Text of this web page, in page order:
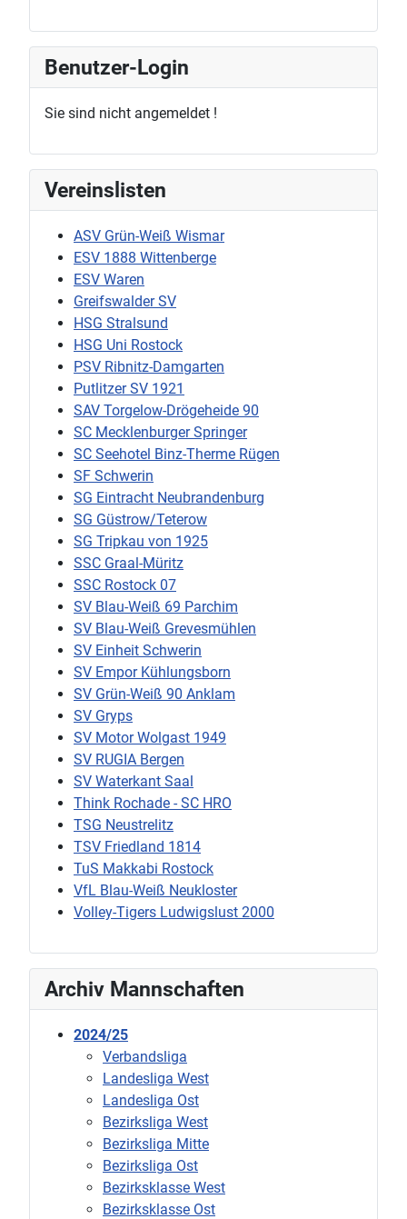
Benutzer-Login
Sie sind nicht angemeldet !
Vereinslisten
ASV Grün-Weiß Wismar
ESV 1888 Wittenberge
ESV Waren
Greifswalder SV
HSG Stralsund
HSG Uni Rostock
PSV Ribnitz-Damgarten
Putlitzer SV 1921
SAV Torgelow-Drögeheide 90
SC Mecklenburger Springer
SC Seehotel Binz-Therme Rügen
SF Schwerin
SG Eintracht Neubrandenburg
SG Güstrow/Teterow
SG Tripkau von 1925
SSC Graal-Müritz
SSC Rostock 07
SV Blau-Weiß 69 Parchim
SV Blau-Weiß Grevesmühlen
SV Einheit Schwerin
SV Empor Kühlungsborn
SV Grün-Weiß 90 Anklam
SV Gryps
SV Motor Wolgast 1949
SV RUGIA Bergen
SV Waterkant Saal
Think Rochade - SC HRO
TSG Neustrelitz
TSV Friedland 1814
TuS Makkabi Rostock
VfL Blau-Weiß Neukloster
Volley-Tigers Ludwigslust 2000
Archiv Mannschaften
2024/25
Verbandsliga
Landesliga West
Landesliga Ost
Bezirksliga West
Bezirksliga Mitte
Bezirksliga Ost
Bezirksklasse West
Bezirksklasse Ost